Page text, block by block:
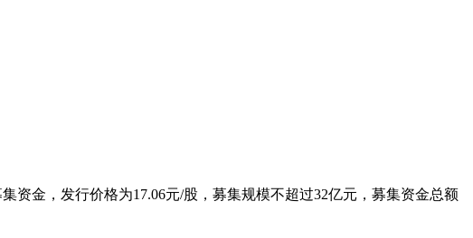
资金，发行价格为17.06元/股，募集规模不超过32亿元，募集资金总额